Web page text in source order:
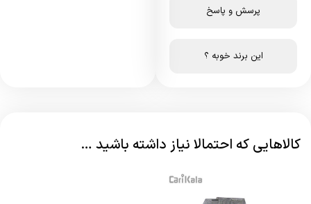
پرسش و پاسخ
این برند خوبه ؟
کالاهایی که احتمالا نیاز داشته باشید …